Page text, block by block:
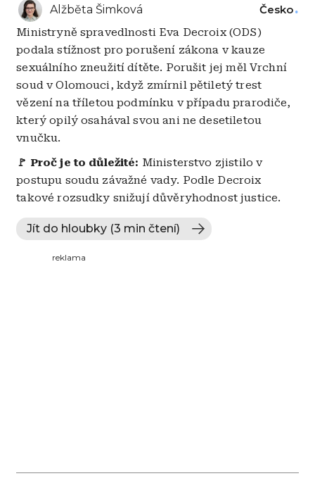
Alžběta Šimková Česko
Ministryně spravedlnosti Eva Decroix (ODS)
podala stížnost pro porušení zákona v kauze
sexuálního zneužití dítěte. Porušit jej měl Vrchní
soud v Olomouci, když zmírnil pětiletý trest
vězení na tříletou podmínku v případu prarodiče,
který opilý osahával svou ani ne desetiletou
vnučku.
🚩 Proč je to důležité: Ministerstvo zjistilo v
postupu soudu závažné vady. Podle Decroix
takové rozsudky snižují důvěryhodnost justice.
Jít do hloubky (3 min čtení)
reklama